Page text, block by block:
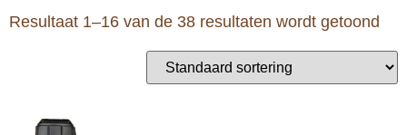
Resultaat 1–16 van de 38 resultaten wordt getoond